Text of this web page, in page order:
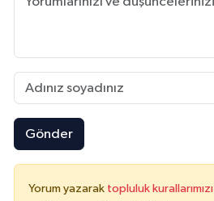
Gönder
Yorum yazarak topluluk kurallarımızı